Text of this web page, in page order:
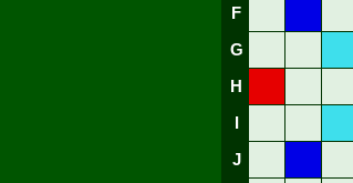
F
G
H
J